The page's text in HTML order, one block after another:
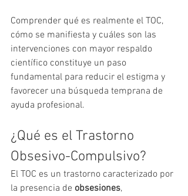
Comprender qué es realmente el TOC,
cómo se manifiesta y cuáles son las
intervenciones con mayor respaldo
científico constituye un paso
fundamental para reducir el estigma y
favorecer una búsqueda temprana de
ayuda profesional.
¿Qué es el Trastorno
Obsesivo-Compulsivo?
El TOC es un trastorno caracterizado por
la presencia de obsesiones,